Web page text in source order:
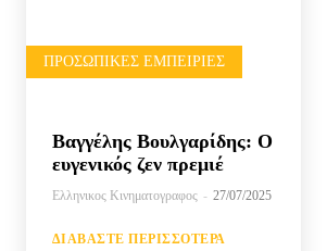
ΠΡΟΣΩΠΙΚΈΣ ΕΜΠΕΙΡΊΕΣ
Βαγγέλης Βουλγαρίδης: Ο
ευγενικός ζεν πρεμιέ
Ελληνικος Κινηματογραφος - 27/07/2025
ΔΙΑΒΆΣΤΕ ΠΕΡΙΣΣΌΤΕΡΑ